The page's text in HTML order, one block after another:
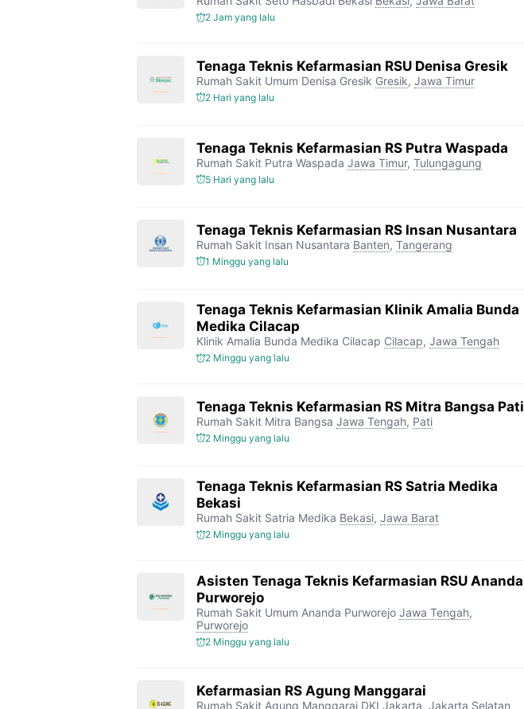
2 Jam yang lalu
Tenaga Teknis Kefarmasian RSU Denisa Gresik
Rumah Sakit Umum Denisa Gresik Gresik, Jawa Timur
2 Hari yang lalu
Tenaga Teknis Kefarmasian RS Putra Waspada
Rumah Sakit Putra Waspada Jawa Timur, Tulungagung
5 Hari yang lalu
Tenaga Teknis Kefarmasian RS Insan Nusantara
Rumah Sakit Insan Nusantara Banten, Tangerang
1 Minggu yang lalu
Tenaga Teknis Kefarmasian Klinik Amalia Bunda
Medika Cilacap
Klinik Amalia Bunda Medika Cilacap Cilacap, Jawa Tengah
2 Minggu yang lalu
Tenaga Teknis Kefarmasian RS Mitra Bangsa Pati
Rumah Sakit Mitra Bangsa Jawa Tengah, Pati
2 Minggu yang lalu
Tenaga Teknis Kefarmasian RS Satria Medika
Bekasi
Rumah Sakit Satria Medika Bekasi, Jawa Barat
2 Minggu yang lalu
Asisten Tenaga Teknis Kefarmasian RSU Ananda
Purworejo
Rumah Sakit Umum Ananda Purworejo Jawa Tengah,
Purworejo
2 Minggu yang lalu
Kefarmasian RS Agung Manggarai
Rumah Sakit Agung Manggarai DKI Jakarta, Jakarta Selatan